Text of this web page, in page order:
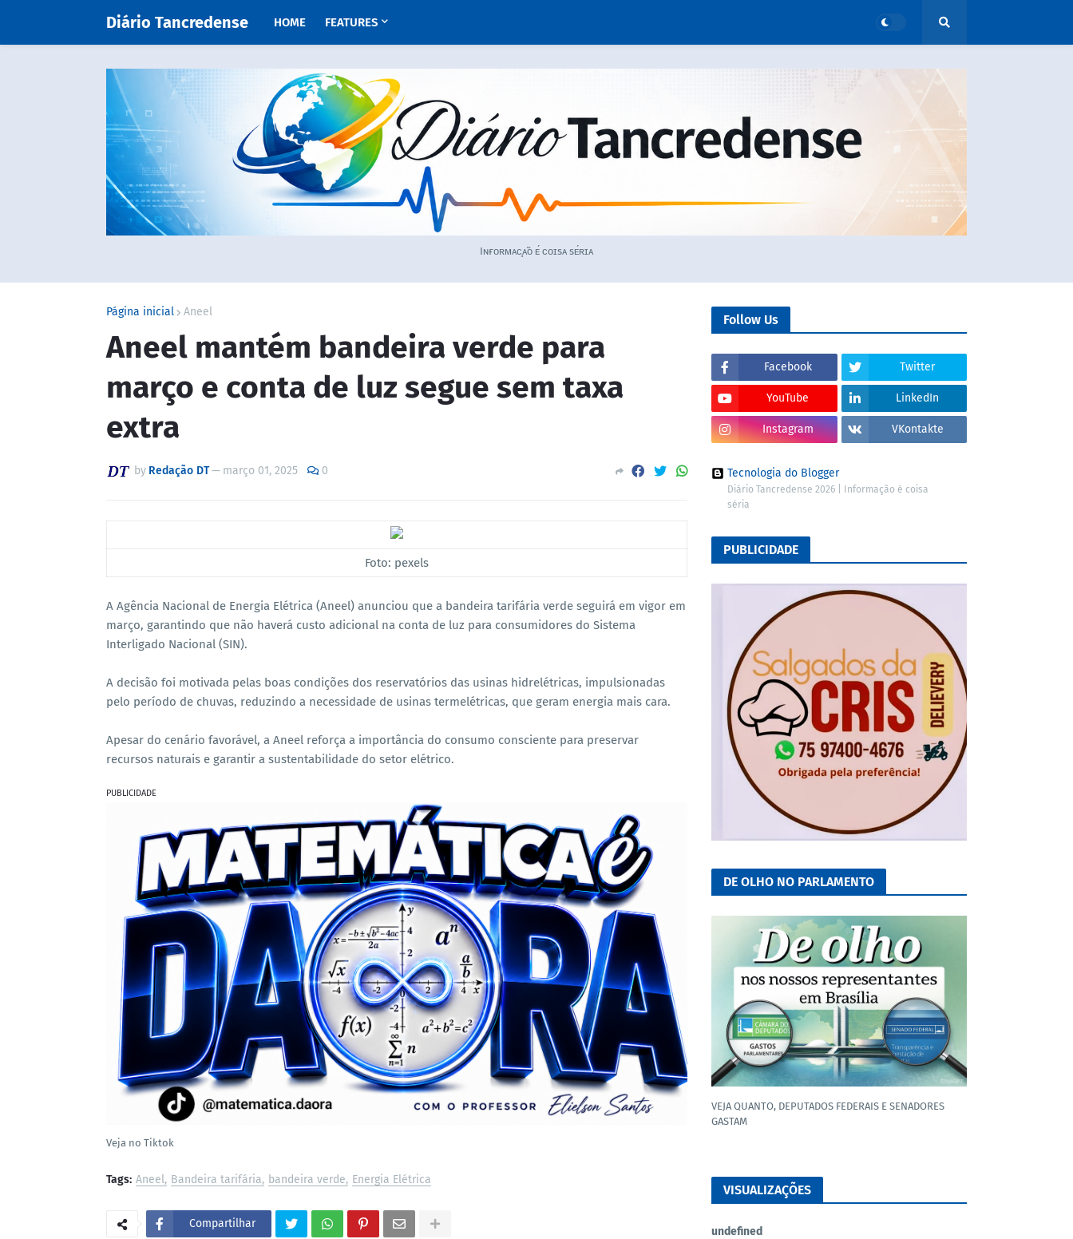
Diário Tancredense HOME FEATURES
Iɴғᴏʀᴍᴀᴄ̧ᴀ̃ᴏ ᴇ́ ᴄᴏɪsᴀ sᴇ́ʀɪᴀ
Página inicial Aneel
Aneel mantém bandeira verde para
março e conta de luz segue sem taxa
extra
by Redação DT— março 01, 2025 0
Foto: pexels
A Agência Nacional de Energia Elétrica (Aneel) anunciou que a bandeira tarifária verde seguirá em vigor em
março, garantindo que não haverá custo adicional na conta de luz para consumidores do Sistema
Interligado Nacional (SIN).
A decisão foi motivada pelas boas condições dos reservatórios das usinas hidrelétricas, impulsionadas
pelo período de chuvas, reduzindo a necessidade de usinas termelétricas, que geram energia mais cara.
Apesar do cenário favorável, a Aneel reforça a importância do consumo consciente para preservar
recursos naturais e garantir a sustentabilidade do setor elétrico.
PUBLICIDADE
Veja no Tiktok
Tags: Aneel Bandeira tarifária bandeira verde Energia Elétrica
Compartilhar
Follow Us
Facebook Twitter
YouTube LinkedIn
Instagram VKontakte
Tecnologia do Blogger
Diário Tancredense 2026 | Informação é coisa
séria
PUBLICIDADE
DE OLHO NO PARLAMENTO
VEJA QUANTO, DEPUTADOS FEDERAIS E SENADORES
GASTAM
VISUALIZAÇÕES
undefned